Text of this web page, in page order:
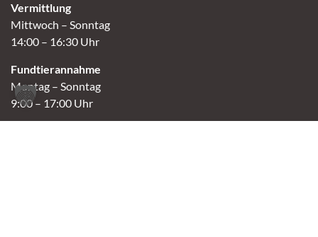
Vermittlung
Mittwoch – Sonntag
14:00 – 16:30 Uhr
Fundtierannahme
Montag – Sonntag
9:00 – 17:00 Uhr